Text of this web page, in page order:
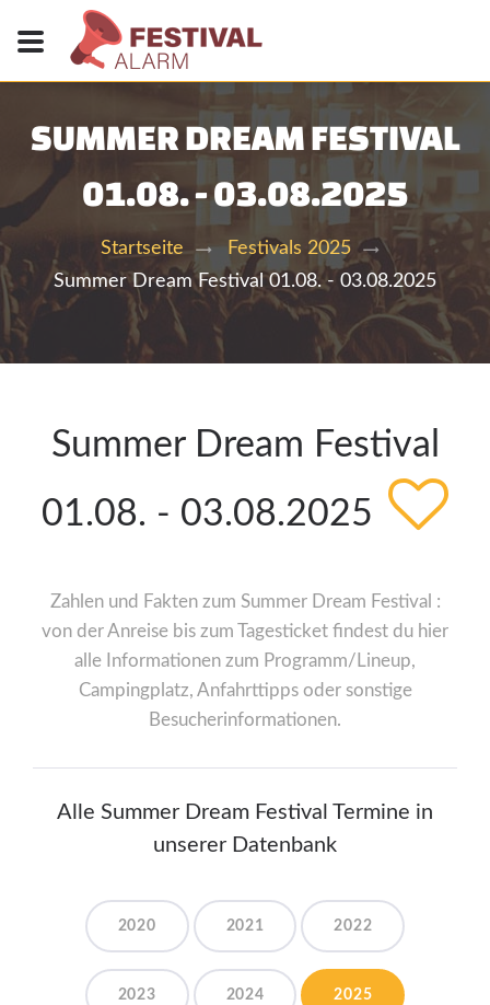
SUMMER DREAM FESTIVAL
01.08. - 03.08.2025
Startseite
Festivals 2025
Summer Dream Festival 01.08. - 03.08.2025
Summer Dream Festival
01.08. - 03.08.2025
Zahlen und Fakten zum Summer Dream Festival :
von der Anreise bis zum Tagesticket findest du hier
alle Informationen zum Programm/Lineup,
Campingplatz, Anfahrttipps oder sonstige
Besucherinformationen.
Alle Summer Dream Festival Termine in
unserer Datenbank
2020 2021 2022
2023 2024 2025